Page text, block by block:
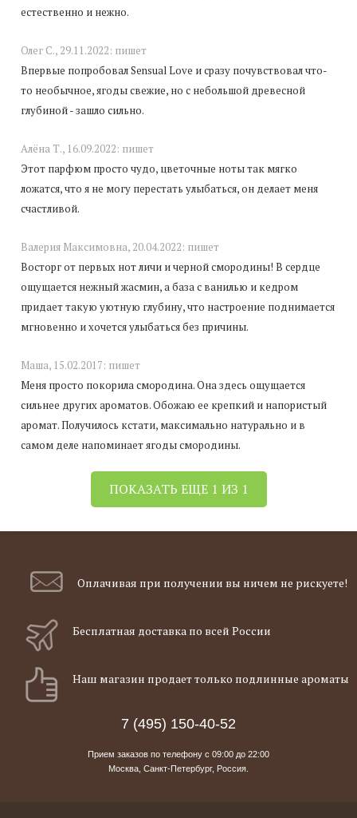
естественно и нежно.
Олег С., 29.11.2022: пишет
Впервые попробовал Sensual Love и сразу почувствовал что-
то необычное, ягоды свежие, но с небольшой древесной
глубиной - зашло сильно.
Алёна Т., 16.09.2022: пишет
Этот парфюм просто чудо, цветочные ноты так мягко
ложатся, что я не могу перестать улыбаться, он делает меня
счастливой.
Валерия Максимовна, 20.04.2022: пишет
Восторг от первых нот личи и черной смородины! В сердце
ощущается нежный жасмин, а база с ванилью и кедром
придает такую уютную глубину, что настроение поднимается
мгновенно и хочется улыбаться без причины.
Маша, 15.02.2017: пишет
Меня просто покорила смородина. Она здесь ощущается
сильнее других ароматов. Обожаю ее крепкий и напористый
аромат. Получилось кстати, максимально натурально и в
самом деле напоминает ягоды смородины.
ПОКАЗАТЬ ЕЩЕ 1 ИЗ 1
Оплачивая при получении вы ничем не рискуете!
Бесплатная доставка по всей России
Наш магазин продает только подлинные ароматы
7 (495) 150-40-52
Прием заказов по телефону с 09:00 до 22:00
Москва, Санкт-Петербург, Россия.